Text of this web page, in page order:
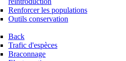
Renforcer les populations
Outils conservation
Back
Trafic d'espèces
Braconnage